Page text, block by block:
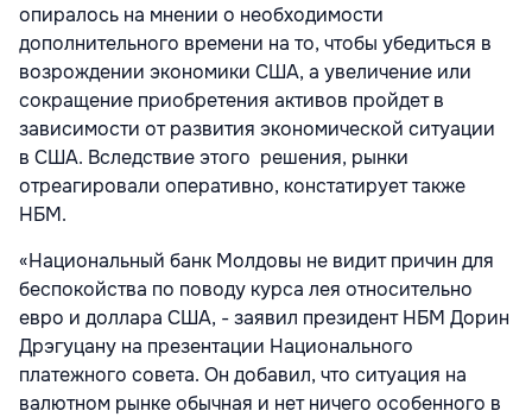
опиралось на мнении о необходимости
дополнительного времени на то, чтобы убедиться в
возрождении экономики США, а увеличение или
сокращение приобретения активов пройдет в
зависимости от развития экономической ситуации
в США. Вследствие этого решения, рынки
отреагировали оперативно, констатирует также
НБМ.
«Национальный банк Молдовы не видит причин для
беспокойства по поводу курса лея относительно
евро и доллара США, - заявил президент НБМ Дорин
Дрэгуцану на презентации Национального
платежного совета. Он добавил, что ситуация на
валютном рынке обычная и нет ничего особенного в